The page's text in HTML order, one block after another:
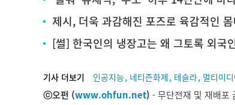
제시, 더욱 과감해진 포즈로 육감적인
[썰] 한국인의 냉장고는 왜 그토록 외국
기사 더보기 인공지능, 네티즌화제, 테슬라, 멀티미디
ⓒ오펀 (www.ohfun.net) - 무단전재 및 재배포